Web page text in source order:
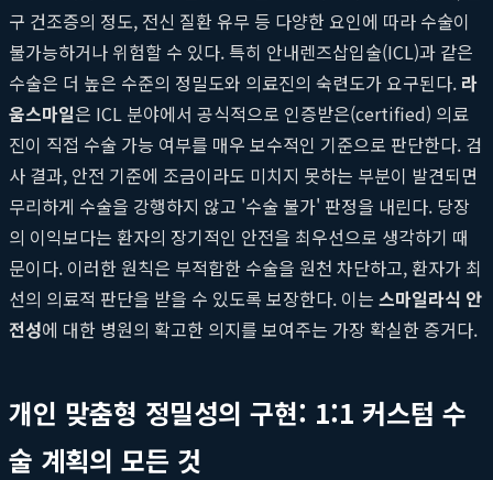
구 건조증의 정도, 전신 질환 유무 등 다양한 요인에 따라 수술이
불가능하거나 위험할 수 있다. 특히 안내렌즈삽입술(ICL)과 같은
수술은 더 높은 수준의 정밀도와 의료진의 숙련도가 요구된다. 라
움스마일은 ICL 분야에서 공식적으로 인증받은(certified) 의료
진이 직접 수술 가능 여부를 매우 보수적인 기준으로 판단한다. 검
사 결과, 안전 기준에 조금이라도 미치지 못하는 부분이 발견되면
무리하게 수술을 강행하지 않고 '수술 불가' 판정을 내린다. 당장
의 이익보다는 환자의 장기적인 안전을 최우선으로 생각하기 때
문이다. 이러한 원칙은 부적합한 수술을 원천 차단하고, 환자가 최
선의 의료적 판단을 받을 수 있도록 보장한다. 이는 스마일라식 안
전성에 대한 병원의 확고한 의지를 보여주는 가장 확실한 증거다.
개인 맞춤형 정밀성의 구현: 1:1 커스텀 수
술 계획의 모든 것